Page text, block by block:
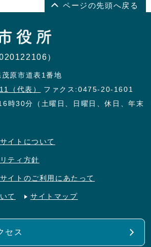
ページの先頭へ戻る
）
原市道表1番地
（代表）
ファクス:0475-20-1601
時30分（土曜日、日曜日、休日、年末
イトについて
ティ方針
イトのご利用にあたって
て サイトマップ
セス